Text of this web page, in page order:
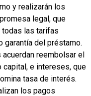
y realizarán los
legal, que
las tarifas
garantía del préstamo.
reembolsar el
capital, e intereses, que
tasa de interés.
los pagos